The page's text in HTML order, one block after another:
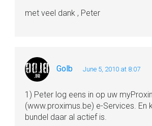
met veel dank , Peter
Golb June 5, 2010 at 8:07
1) Peter log eens in op uw
(www.proximus.be) e-Services. En
bundel daar al actief is.